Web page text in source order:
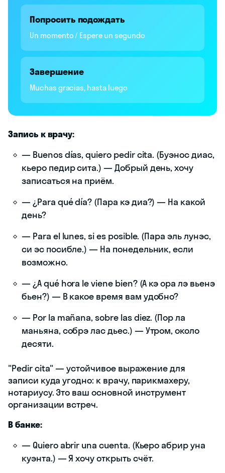
Попросить подождать
Un momento / Espere un segundo
Завершение
Muchas gracias, hasta luego
Запись к врачу:
— Buenos días, quiero pedir cita. (Буэнос диас,
кьеро педир сита.) — Добрый день, хочу
записаться на приём.
— ¿Para qué día? (Пара кэ диа?) — На какой
день?
— Para el lunes, si es posible. (Пара эль лунэс,
си эс посибле.) — На понедельник, если
возможно.
— ¿A qué hora le viene bien? (А кэ ора лэ вьенэ
бьен?) — В какое время вам удобно?
— Por la mañana, sobre las diez. (Пор ла
маньяна, собрэ лас дьес.) — Утром, около
десяти.
"Pedir cita" — устойчивое выражение для
записи куда угодно: к врачу, парикмахеру,
нотариусу. Это ваш основной инструмент
организации встреч.
В банке:
— Quiero abrir una cuenta. (Кьеро абрир уна
куэнта.) — Я хочу открыть счёт.